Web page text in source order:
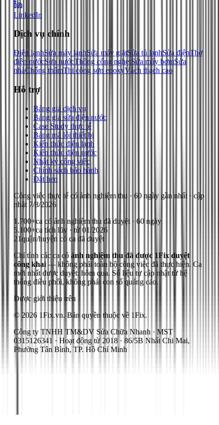
LinkedIn
Dịch vụ chính
Điện lạnhSửa máy lạnhSửa máy giặtSửa tủ lạnhSửa điệnThợ
điện nướcSửa nướcThông cống nghẹtSửa máy bơmSửa
nhàChống thấmThi công sơn epoxyVách thạch cao
Hỗ trợ
Bảng giá dịch vụ
Bảng giá sửa điện nước
Case Study thực tế
Bảng mã lỗi thiết bị
Kiến thức điện lạnh
Kiến thức điện nước
Nhật ký công việc
Chính sách bảo hành
Đặt hẹn
Công việc thực tế có ảnh nghiệm thu · 60 ngày gần nhất · cập
nhật 7/8/2026
1.700+ca có ảnh nghiệm thu đã duyệt · 60 ngày
5.100+ca tích lũy · từ 01/2026
21quận/huyện có ca đã duyệt
Chỉ tính các ca có ảnh nghiệm thu đã được 1Fix duyệt
công khai — không phải toàn bộ công việc đã thực hiện. Ca
mới nhất được duyệt: hôm qua. Số liệu tự cập nhật từ hệ
thống điều phối, không phải con số quảng cáo.
Được giới thiệu trên
© 2026 1Fix.vn. Bản quyền thuộc về 1Fix.
Công ty TNHH TM&DV Sửa Chữa Nhanh · MST
0315126341 · Hoạt động từ 2018 · 86/5B Nhất Chi Mai,
Phường Tân Bình, TP. Hồ Chí Minh